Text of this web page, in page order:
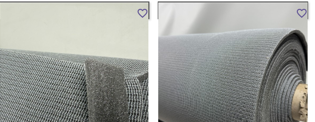
VOIR LE PRODUIT
favorite_border favorite_border